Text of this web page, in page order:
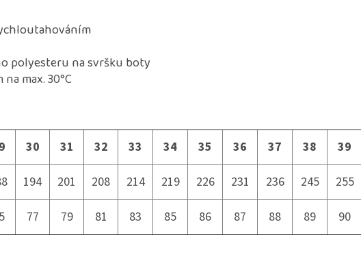
polyesteru na svršku boty
max. 30°C
30 31 32 33 34 35 36 37 38 39
194 201 208 214 219 226 231 236 245 255
77 79 81 83 85 86 87 88 89 90